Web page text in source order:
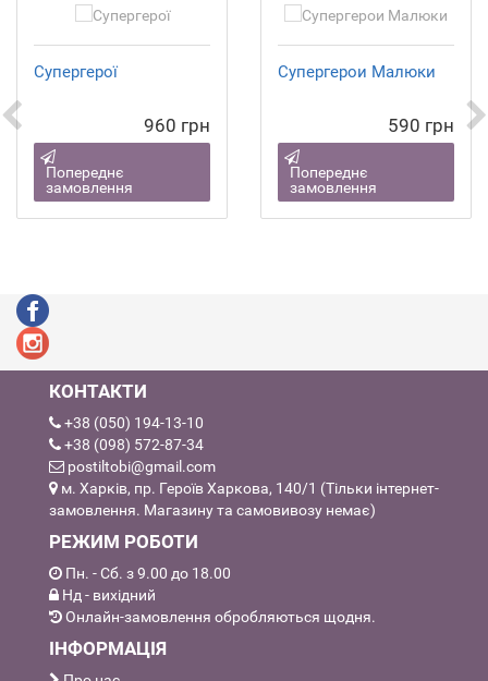
Супергерої
960 грн
Попереднє
замовлення
Супергерои Малюки
590 грн
Попереднє
замовлення
КОНТАКТИ
+38 (050) 194-13-10
+38 (098) 572-87-34
postiltobi@gmail.com
м. Харків, пр. Героїв Харкова, 140/1 (Тільки інтернет-
замовлення. Магазину та самовивозу немає)
РЕЖИМ РОБОТИ
Пн. - Сб. з 9.00 до 18.00
Нд - вихідний
Онлайн-замовлення обробляються щодня.
ІНФОРМАЦІЯ